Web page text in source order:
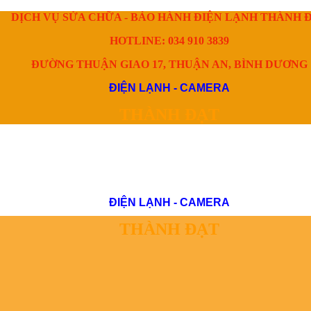
DỊCH VỤ SỬA CHỮA - BẢO HÀNH ĐIỆN LẠNH THÀNH
HOTLINE: 034 910 3839
ĐƯỜNG THUẬN GIAO 17, THUẬN AN, BÌNH DƯƠNG
ĐIỆN LẠNH - CAMERA
ĐIỆN LẠNH - CAMERA
THÀNH ĐẠT